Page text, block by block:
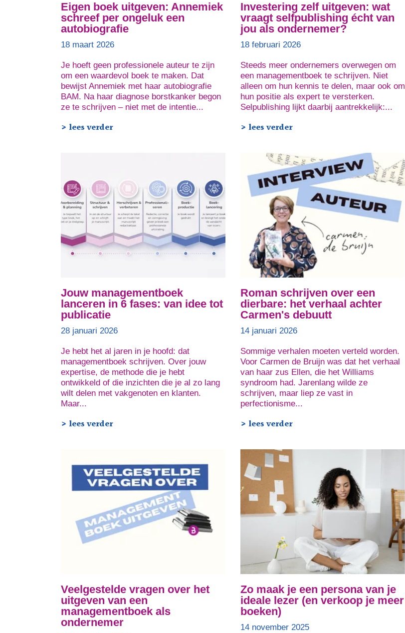
Eigen boek uitgeven: Annemiek
schreef per ongeluk een
autobiografie
18 maart 2026
Je hoeft geen professionele auteur te zijn
om een waardevol boek te maken. Dat
bewijst Annemiek met haar autobiografie
BAM. Na haar diagnose borstkanker begon
ze te schrijven – niet met de intentie...
> lees verder
Investering zelf uitgeven: wat
vraagt selfpublishing écht van
jou als ondernemer?
18 februari 2026
Steeds meer ondernemers overwegen om
een managementboek te schrijven. Niet
alleen om hun kennis te delen, maar ook om
hun positie als expert te versterken.
Selpublishing lijkt daarbij aantrekkelijk:...
> lees verder
Jouw managementboek
lanceren in 6 fases: van idee tot
publicatie
28 januari 2026
Je hebt het al jaren in je hoofd: dat
managementboek schrijven. Over jouw
expertise, de methode die je hebt
ontwikkeld of die inzichten die je al zo lang
wilt delen met vakgenoten en klanten.
Maar...
> lees verder
Roman schrijven over een
dierbare: het verhaal achter
Carmen's debuutt
14 januari 2026
Sommige verhalen moeten verteld worden.
Voor Carmen de Bruijn was dat het verhaal
van haar zus Ellen, die het Williams
syndroom had. Jarenlang wilde ze
schrijven, maar liep ze vast in
perfectionisme...
> lees verder
Veelgestelde vragen over het
uitgeven van een
managementboek als
ondernemer
Zo maak je een persona van je
ideale lezer (en verkoop je meer
boeken)
14 november 2025